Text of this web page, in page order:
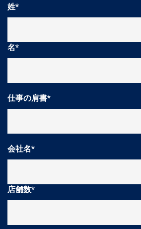
姓*
名*
仕事の肩書*
会社名*
店舗数*